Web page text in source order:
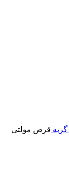
قرص مولتی